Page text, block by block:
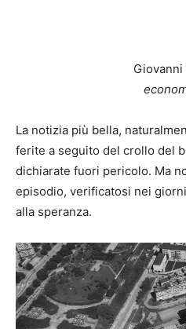
Giovanni
La notizia più bella,
ferite a seguito del crollo del
dichiarate fuori pericolo. Ma
episodio, verificatosi nei
alla speranza.